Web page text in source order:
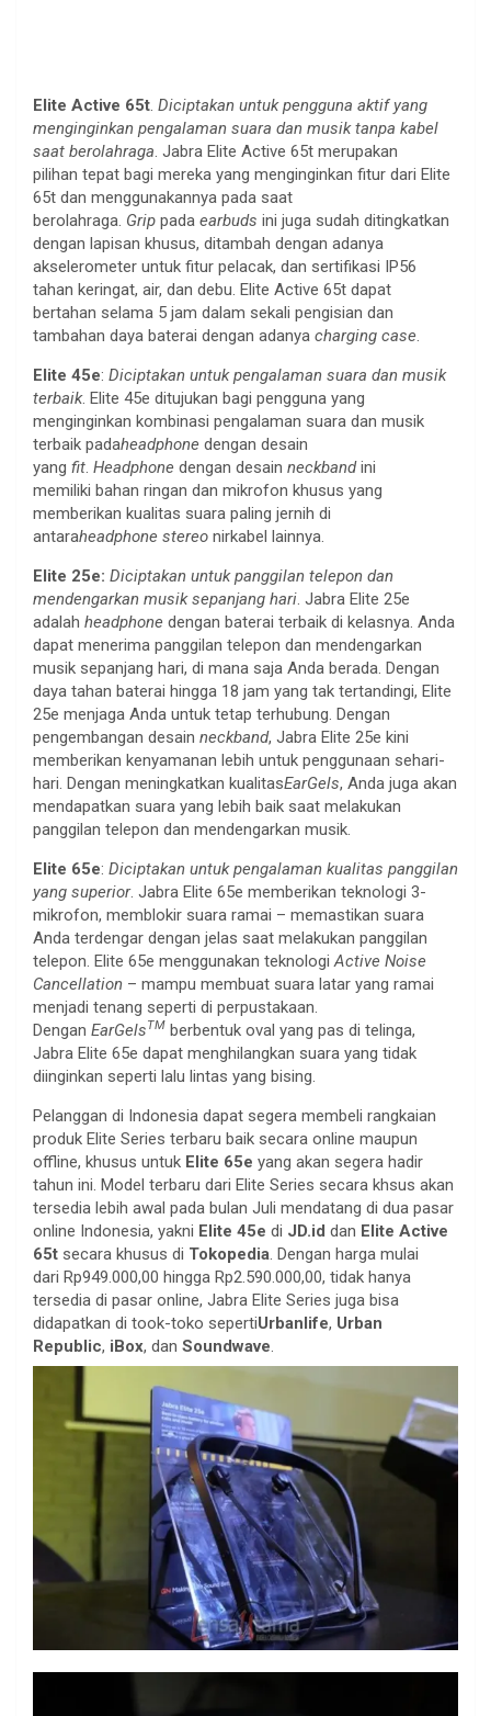
Elite Active 65t. Diciptakan untuk pengguna aktif yang
menginginkan pengalaman suara dan musik tanpa kabel
saat berolahraga. Jabra Elite Active 65t merupakan
pilihan tepat bagi mereka yang menginginkan fitur dari Elite
65t dan menggunakannya pada saat
berolahraga. Grip pada earbuds ini juga sudah ditingkatkan
dengan lapisan khusus, ditambah dengan adanya
akselerometer untuk fitur pelacak, dan sertifikasi IP56
tahan keringat, air, dan debu. Elite Active 65t dapat
bertahan selama 5 jam dalam sekali pengisian dan
tambahan daya baterai dengan adanya charging case.
Elite 45e: Diciptakan untuk pengalaman suara dan musik
terbaik. Elite 45e ditujukan bagi pengguna yang
menginginkan kombinasi pengalaman suara dan musik
terbaik padaheadphone dengan desain
yang fit. Headphone dengan desain neckbandini
memiliki bahan ringan dan mikrofon khusus yang
memberikan kualitas suara paling jernih di
antaraheadphone stereo nirkabel lainnya.
Elite 25e: Diciptakan untuk panggilan telepon dan
mendengarkan musik sepanjang hari. Jabra Elite 25e
adalah headphone dengan baterai terbaik di kelasnya. Anda
dapat menerima panggilan telepon dan mendengarkan
musik sepanjang hari, di mana saja Anda berada. Dengan
daya tahan baterai hingga 18 jam yang tak tertandingi, Elite
25e menjaga Anda untuk tetap terhubung. Dengan
pengembangan desain neckband, Jabra Elite 25e kini
memberikan kenyamanan lebih untuk penggunaan sehari-
hari. Dengan meningkatkan kualitasEarGels, Anda juga akan
mendapatkan suara yang lebih baik saat melakukan
panggilan telepon dan mendengarkan musik.
Elite 65e: Diciptakan untuk pengalaman kualitas panggilan
yang superior. Jabra Elite 65e memberikan teknologi 3-
mikrofon, memblokir suara ramai – memastikan suara
Anda terdengar dengan jelas saat melakukan panggilan
telepon. Elite 65e menggunakan teknologiActive Noise
Cancellation – mampu membuat suara latar yang ramai
menjadi tenang seperti di perpustakaan.
Dengan EarGelsTM berbentuk oval yang pas di telinga,
Jabra Elite 65e dapat menghilangkan suara yang tidak
diinginkan seperti lalu lintas yang bising.
Pelanggan di Indonesia dapat segera membeli rangkaian
produk Elite Series terbaru baik secara online maupun
offline, khusus untuk Elite 65e yang akan segera hadir
tahun ini. Model terbaru dari Elite Series secara khsus akan
tersedia lebih awal pada bulan Juli mendatang di dua pasar
online Indonesia, yakni Elite 45e di JD.id dan Elite Active
65t secara khusus di Tokopedia. Dengan harga mulai
dari Rp949.000,00 hingga Rp2.590.000,00, tidak hanya
tersedia di pasar online, Jabra Elite Series juga bisa
didapatkan di took-toko sepertiUrbanlife, Urban
Republic, iBox, dan Soundwave.